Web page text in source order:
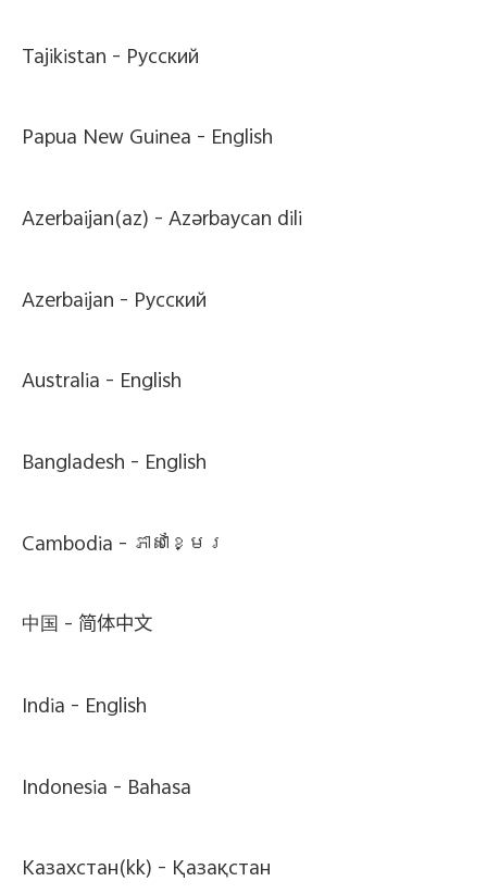
Tajikistan - Pусский
Papua New Guinea - English
Azerbaijan(az) -Azərbaycan dili
Azerbaijan - Pусский
Australia - English
Bangladesh - English
Cambodia - ភាសាខ្មែរ
中国 - 简体中文
India - English
Indonesia - Bahasa
Казахстан(kk) - Қазақстан